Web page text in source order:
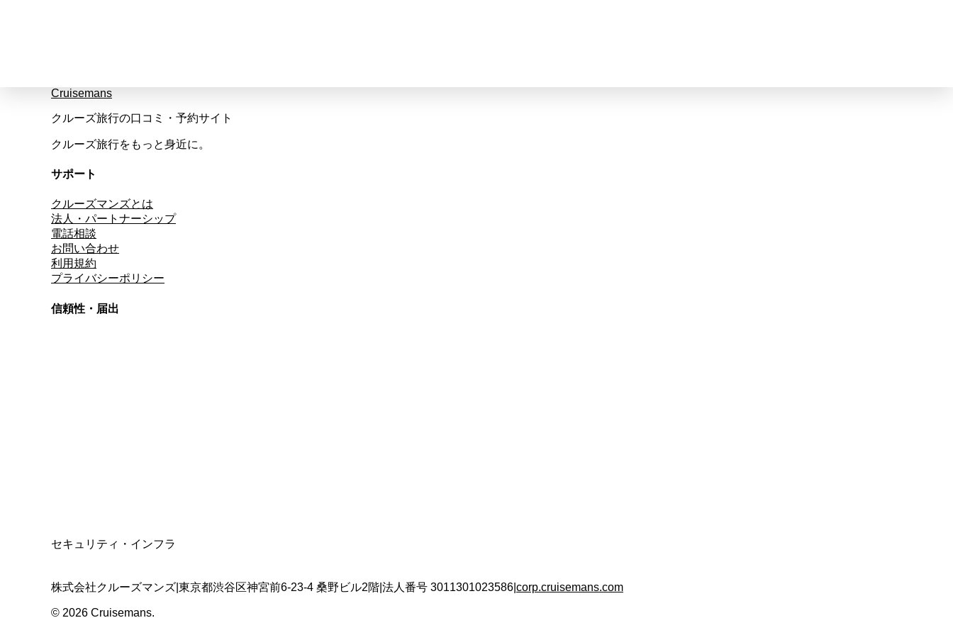
Cruisemans
クルーズ旅行の口コミ・予約サイト
クルーズ旅行をもっと身近に。
サポート
クルーズマンズとは
法人・パートナーシップ
電話相談
お問い合わせ
利用規約
プライバシーポリシー
信頼性・届出
セキュリティ・インフラ
株式会社クルーズマンズ 東京都渋谷区神宮前6-23-4 桑野ビル2階 法人番号 3011301023586 corp.cruisemans.com
© 2026 Cruisemans.